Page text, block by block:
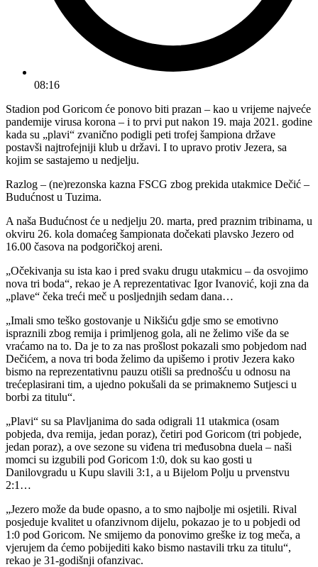
08:16
Stadion pod Goricom će ponovo biti prazan – kao u vrijeme najveće
pandemije virusa korona – i to prvi put nakon 19. maja 2021. godine
kada su „plavi“ zvanično podigli peti trofej šampiona države
postavši najtrofejniji klub u državi. I to upravo protiv Jezera, sa
kojim se sastajemo u nedjelju.
Razlog – (ne)rezonska kazna FSCG zbog prekida utakmice Dečić –
Budućnost u Tuzima.
A naša Budućnost će u nedjelju 20. marta, pred praznim tribinama, u
okviru 26. kola domaćeg šampionata dočekati plavsko Jezero od
16.00 časova na podgoričkoj areni.
„Očekivanja su ista kao i pred svaku drugu utakmicu – da osvojimo
nova tri boda“, rekao je A reprezentativac Igor Ivanović, koji zna da
„plave“ čeka treći meč u posljednjih sedam dana…
„Imali smo teško gostovanje u Nikšiću gdje smo se emotivno
ispraznili zbog remija i primljenog gola, ali ne želimo više da se
vraćamo na to. Da je to za nas prošlost pokazali smo pobjedom nad
Dečićem, a nova tri boda želimo da upišemo i protiv Jezera kako
bismo na reprezentativnu pauzu otišli sa prednošću u odnosu na
trećeplasirani tim, a ujedno pokušali da se primaknemo Sutjesci u
borbi za titulu“.
„Plavi“ su sa Plavljanima do sada odigrali 11 utakmica (osam
pobjeda, dva remija, jedan poraz), četiri pod Goricom (tri pobjede,
jedan poraz), a ove sezone su viđena tri međusobna duela – naši
momci su izgubili pod Goricom 1:0, dok su kao gosti u
Danilovgradu u Kupu slavili 3:1, a u Bijelom Polju u prvenstvu
2:1…
„Jezero može da bude opasno, a to smo najbolje mi osjetili. Rival
posjeduje kvalitet u ofanzivnom dijelu, pokazao je to u pobjedi od
1:0 pod Goricom. Ne smijemo da ponovimo greške iz tog meča, a
vjerujem da ćemo pobijediti kako bismo nastavili trku za titulu“,
rekao je 31-godišnji ofanzivac.